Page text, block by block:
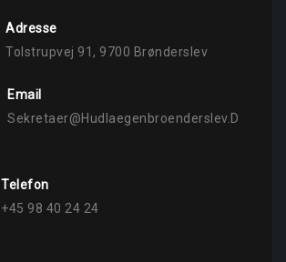
Adresse
Tolstrupvej 91, 9700 Brønderslev
Email
Sekretaer@hudlaegenbroenderslev.d
Telefon
+45 98 40 24 24